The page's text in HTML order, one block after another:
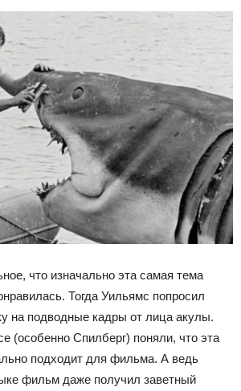
что изначально эта самая тема
Тогда Уильямс попросил
на подводные кадры от лица акулы.
(особенно Спилберг) поняли, что эта
подходит для фильма. А ведь
фильм даже получил заветный